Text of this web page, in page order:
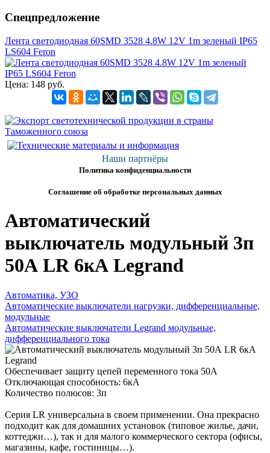
Спецпредложение
Лента светодиодная 60SMD 3528 4.8W 12V 1m зеленый IP65
LS604 Feron
Цена: 148 руб.
Наши партнёры
Политика конфиденциальности
Соглашение об обработке персональных данных
Автоматический
выключатель модульный 3п
50А LR 6кА Legrand
Автоматика, УЗО
Автоматические выключатели нагрузки, дифференциальные,
модульные
Автоматические выключатели Legrand модульные,
дифференциального тока
Обеспечивает защиту цепей переменного тока 50А
Отключающая способность: 6кА
Количество полюсов: 3п
Серия LR универсальна в своем применении. Она прекрасно
подходит как для домашних установок (типовое жилье, дачи,
коттеджи…), так и для малого коммерческого сектора (офисы,
магазины, кафе, гостиницы…).